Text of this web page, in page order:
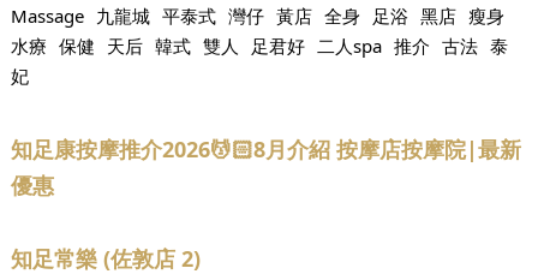
Massage 九龍城 平泰式 灣仔 黃店 全身 足浴 黑店 瘦身
水療 保健 天后 韓式 雙人 足君好 二人spa 推介 古法 泰
妃
知足康按摩推介2026💆🏻8月介紹 按摩店按摩院|最新
優惠
知足常樂 (佐敦店 2)